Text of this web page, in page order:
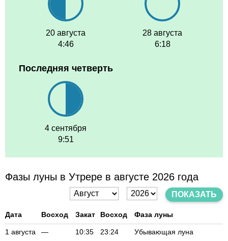
20 августа
4:46
28 августа
6:18
Последняя четверть
4 сентября
9:51
Фазы луны в Утрере в августе 2026 года
ПОКАЗАТЬ
Дата Восход Закат Восход Фаза луны
1 августа — 10:35 23:24
Убывающая луна